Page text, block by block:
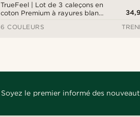
TrueFeel | Lot de 3 caleçons en
coton Premium à rayures blanc
6 COULEURS
Soyez le premier informé des